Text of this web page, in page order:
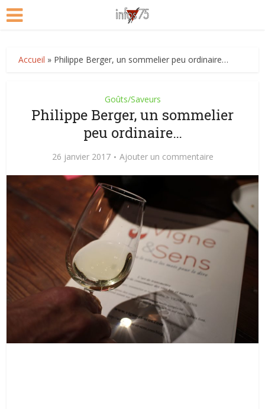
Accueil » Philippe Berger, un sommelier peu ordinaire…
Goûts/Saveurs
Philippe Berger, un sommelier
peu ordinaire…
26 janvier 2017 Ajouter un commentaire